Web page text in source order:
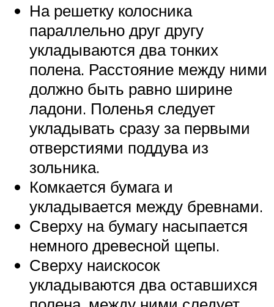
На решетку колосника
параллельно друг другу
укладываются два тонких
полена. Расстояние между ними
должно быть равно ширине
ладони. Поленья следует
укладывать сразу за первыми
отверстиями поддува из
зольника.
Комкается бумага и
укладывается между бревнами.
Сверху на бумагу насыпается
немного древесной щепы.
Сверху наискосок
укладываются два оставшихся